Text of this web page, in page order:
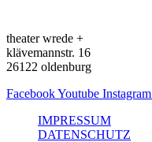
theater wrede +
klävemannstr. 16
26122 oldenburg
FacebookYoutube Instagram
IMPRESSUM
DATENSCHUTZ